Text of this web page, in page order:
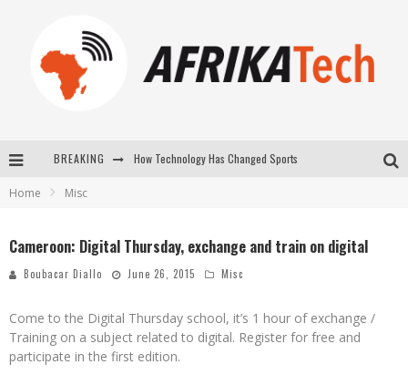
BREAKING How Technology Has Changed Sports
Home Misc
Cameroon: Digital Thursday, exchange and train on digital
Boubacar Diallo June 26, 2015 Misc
Come to the Digital Thursday school, it’s 1 hour of exchange /
Training on a subject related to digital. Register for free and
participate in the first edition.